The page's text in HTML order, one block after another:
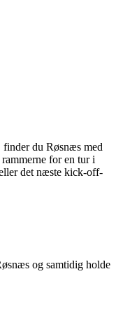
du Røsnæs med
for en tur i
det næste kick-off-
og samtidig holde